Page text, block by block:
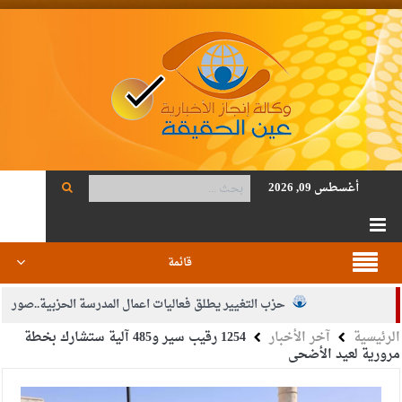
أغسطس 09, 2026
قائمة
حزب التغيير يطلق فعاليات اعمال المدرسة الحزبية..صور
الجيش يفتح باب التجنيد لحملة البكالوريوس في الحقوق والقانون
الرئيسية آخر الأخبار 1254 رقيب سير و485 آلية ستشارك بخطة
مرورية لعيد الأضحى